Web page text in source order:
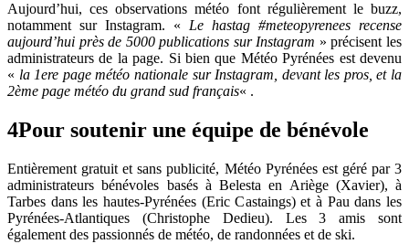
Aujourd’hui, ces observations météo font régulièrement le buzz,
notamment sur Instagram. « Le hastag #meteopyrenees recense
aujourd’hui près de 5000 publications sur Instagram » précisent les
administrateurs de la page. Si bien que Météo Pyrénées est devenu
« la 1ere page météo nationale sur Instagram, devant les pros, et la
2ème page météo du grand sud français« .
4Pour soutenir une équipe de bénévole
Entièrement gratuit et sans publicité, Météo Pyrénées est géré par 3
administrateurs bénévoles basés à Belesta en Ariège (Xavier), à
Tarbes dans les hautes-Pyrénées (Eric Castaings) et à Pau dans les
Pyrénées-Atlantiques (Christophe Dedieu). Les 3 amis sont
également des passionnés de météo, de randonnées et de ski.